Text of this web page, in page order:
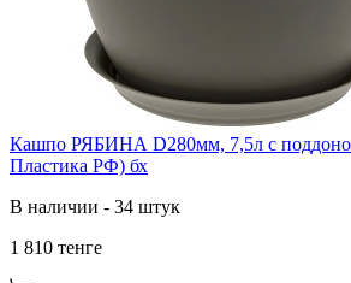
Кашпо РЯБИНА D280мм, 7,5л с
Пластика РФ) бх
В наличии - 34 штук
1 810 тенге